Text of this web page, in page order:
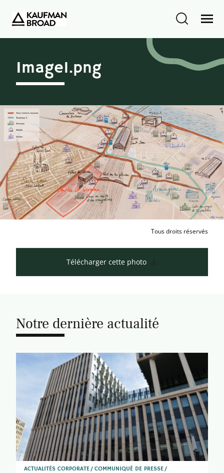
Image1.png
Tous droits réservés
Télécharger cette photo
Notre dernière actualité
ACTUALITÉS CORPORATE
COMMUNIQUÉ DE PRESSE